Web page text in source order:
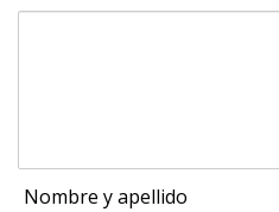
Nombre y apellido